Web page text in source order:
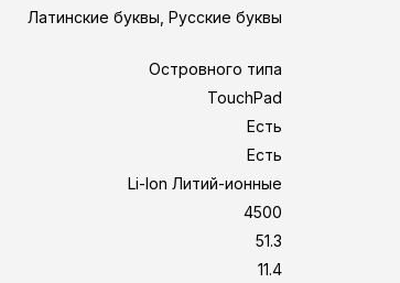
Латинские буквы, Русские буквы
Островного типа
TouchPad
Есть
Есть
Li-Ion Литий-ионные
4500
51.3
11.4